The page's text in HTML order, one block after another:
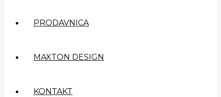
PRODAVNICA
MAXTON DESIGN
KONTAKT